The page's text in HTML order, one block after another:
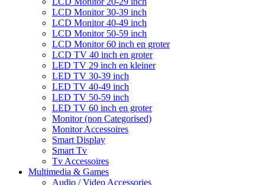
LCD Monitor 30-39 inch
LCD Monitor 40-49 inch
LCD Monitor 50-59 inch
LCD Monitor 60 inch en groter
LCD TV 40 inch en groter
LED TV 29 inch en kleiner
LED TV 30-39 inch
LED TV 40-49 inch
LED TV 50-59 inch
LED TV 60 inch en groter
Monitor (non Categorised)
Monitor Accessoires
Smart Display
Smart Tv
Tv Accessoires
Multimedia & Games
Audio / Video Accessories